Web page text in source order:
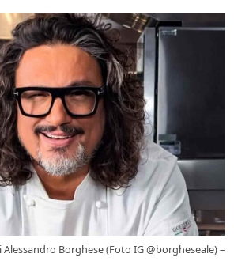
Alessandro Borghese (Foto IG @borgheseale) –